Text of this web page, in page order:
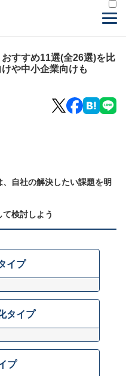
すすめ11選(全26選)を比
や中小企業向けも
自社の解決したい課題を明
検討しよう
イプ
タイプ
プ